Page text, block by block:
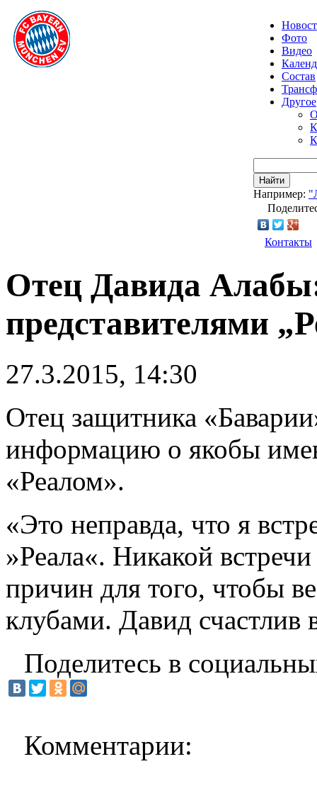
Фото
Видео
Состав
Другое
Найти
Например:
Контакты
Отец Давида
представителями
27.3.2015, 14:30
Отец защитника
информацию о якобы
«Реалом».
«Это неправда, что я
»Реала«. Никакой
причин для того, чтобы
клубами. Давид счастлив
Поделитесь в
Комментарии: